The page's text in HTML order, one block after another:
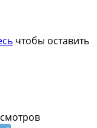
чтобы оставить